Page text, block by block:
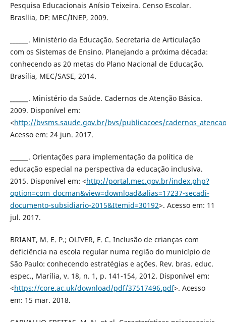
Pesquisa Educacionais Anísio Teixeira. Censo Escolar.
Brasília, DF: MEC/INEP, 2009.
______. Ministério da Educação. Secretaria de Articulação
com os Sistemas de Ensino. Planejando a próxima década:
conhecendo as 20 metas do Plano Nacional de Educação.
Brasília, MEC/SASE, 2014.
______. Ministério da Saúde. Cadernos de Atenção Básica.
2009. Disponível em:
<http://bvsms.saude.gov.br/bvs/publicacoes/
Acesso em: 24 jun. 2017.
______. Orientações para implementação da política de
educação especial na perspectiva da educação inclusiva.
2015. Disponível em: <http://portal.mec.gov.br/index.php?
option=com_docman&view=download&alias=17237-secadi-
documento-subsidiario-2015&Itemid=30192>. Acesso em: 11
jul. 2017.
BRIANT, M. E. P.; OLIVER, F. C. Inclusão de crianças com
deficiência na escola regular numa região do município de
São Paulo: conhecendo estratégias e ações. Rev. bras. educ.
espec., Marília, v. 18, n. 1, p. 141-154, 2012. Disponível em:
<https://core.ac.uk/download/pdf/37517496.pdf>. Acesso
em: 15 mar. 2018.